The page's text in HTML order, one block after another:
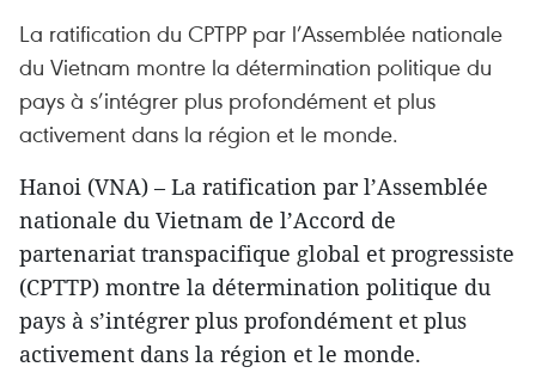
La ratification du CPTPP par l’Assemblée nationale
du Vietnam montre la détermination politique du
pays à s’intégrer plus profondément et plus
activement dans la région et le monde.
Hanoi (VNA) – La ratification par l’Assemblée
nationale du Vietnam de l’Accord de
partenariat transpacifique global et progressiste
(CPTTP) montre la détermination politique du
pays à s’intégrer plus profondément et plus
activement dans la région et le monde.